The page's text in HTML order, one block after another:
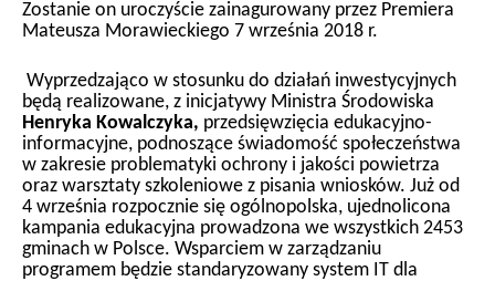
Zostanie on uroczyście zainagurowany przez Premiera
Mateusza Morawieckiego 7 września 2018 r.
Wyprzedzająco w stosunku do działań inwestycyjnych
będą realizowane, z inicjatywy Ministra Środowiska
Henryka Kowalczyka, przedsięwzięcia edukacyjno-
informacyjne, podnoszące świadomość społeczeństwa
w zakresie problematyki ochrony i jakości powietrza
oraz warsztaty szkoleniowe z pisania wniosków. Już od
4 września rozpocznie się ogólnopolska, ujednolicona
kampania edukacyjna prowadzona we wszystkich 2453
gminach w Polsce. Wsparciem w zarządzaniu
programem będzie standaryzowany system IT dla